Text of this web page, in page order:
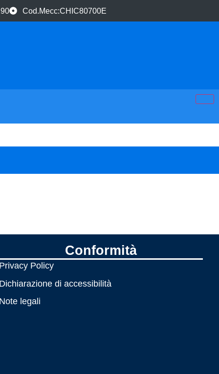
Cod.Mecc:CHIC80700E
Conformità
Policy
di accessibilità
legali